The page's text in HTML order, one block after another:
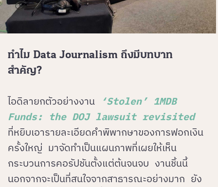
ทำไม Data Journalism ถึงมีบทบาท
สำคัญ?
ไอดิลายกตัวอย่างงาน
‘Stolen’ 1MDB
Funds: the DOJ lawsuit revisited
ที่หยิบเอารายละเอียดคำพิพากษาของการฟอกเงิน
ครั้งใหญ่ มาจัดทำเป็นแผนภาพที่เผยให้เห็น
กระบวนการคอรัปชันตั้งแต่ต้นจนจบ งานชิ้นนี้
นอกจากจะเป็นที่สนใจจากสาธารณะอย่างมาก ยัง